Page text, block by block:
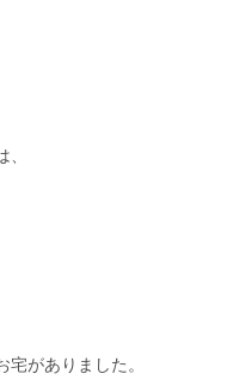
がありました。